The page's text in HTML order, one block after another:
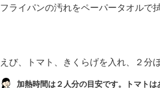
フライパンの汚れをペーパータオルで
えび、トマト、きくらげを入れ、２分
加熱時間は２人分の目安です。トマトは